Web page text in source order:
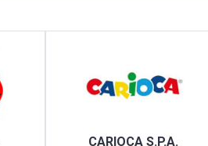
CARIOCA S.P.A.